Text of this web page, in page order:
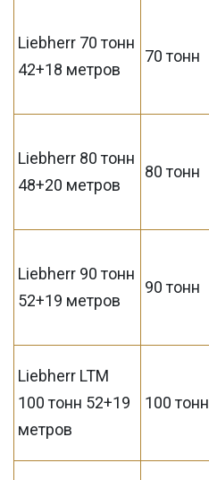
Liebherr 70 тонн
42+18 метров
70 тонн
Liebherr 80 тонн
48+20 метров
80 тонн
Liebherr 90 тонн
52+19 метров
90 тонн
Liebherr LTM
100 тонн 52+19
метров
100 тонн